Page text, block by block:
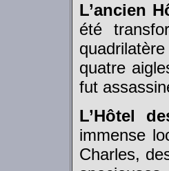
L’ancien
été
quatre
fut
L’Hôtel
immense
Charles,